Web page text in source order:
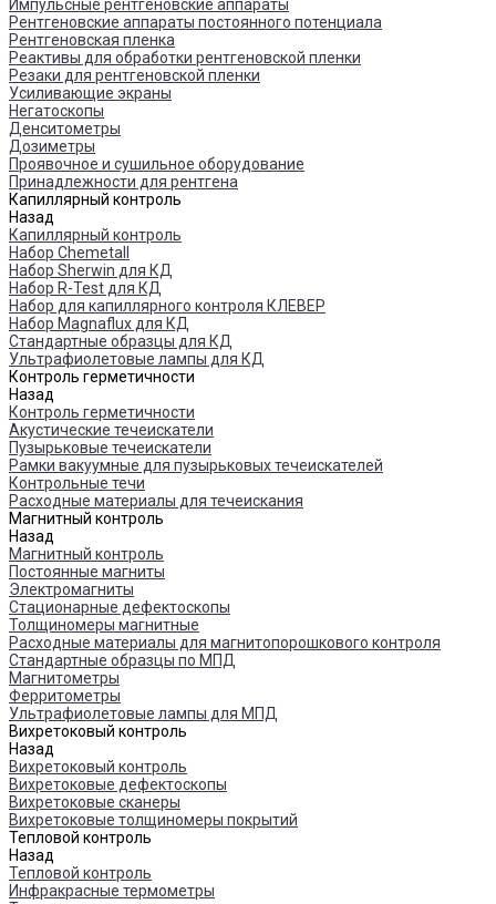
Импульсные рентгеновские аппараты
Рентгеновские аппараты постоянного потенциала
Рентгеновская пленка
Реактивы для обработки рентгеновской пленки
Резаки для рентгеновской пленки
Усиливающие экраны
Негатоскопы
Денситометры
Дозиметры
Проявочное и сушильное оборудование
Принадлежности для рентгена
Капиллярный контроль
Назад
Капиллярный контроль
Набор Chemetall
Набор Sherwin для КД
Набор R-Test для КД
Набор для капиллярного контроля КЛЕВЕР
Набор Magnaflux для КД
Стандартные образцы для КД
Ультрафиолетовые лампы для КД
Контроль герметичности
Назад
Контроль герметичности
Акустические течеискатели
Пузырьковые течеискатели
Рамки вакуумные для пузырьковых течеискателей
Контрольные течи
Расходные материалы для течеискания
Магнитный контроль
Назад
Магнитный контроль
Постоянные магниты
Электромагниты
Стационарные дефектоскопы
Толщиномеры магнитные
Расходные материалы для магнитопорошкового контроля
Стандартные образцы по МПД
Магнитометры
Ферритометры
Ультрафиолетовые лампы для МПД
Вихретоковый контроль
Назад
Вихретоковый контроль
Вихретоковые дефектоскопы
Вихретоковые сканеры
Вихретоковые толщиномеры покрытий
Тепловой контроль
Назад
Тепловой контроль
Инфракрасные термометры